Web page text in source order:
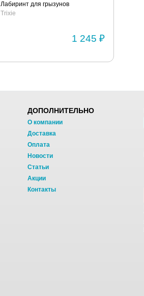
Лабиринт для грызунов
Trixie
1 245 ₽
ДОПОЛНИТЕЛЬНО
О компании
Доставка
Оплата
Новости
Статьи
Акции
Контакты